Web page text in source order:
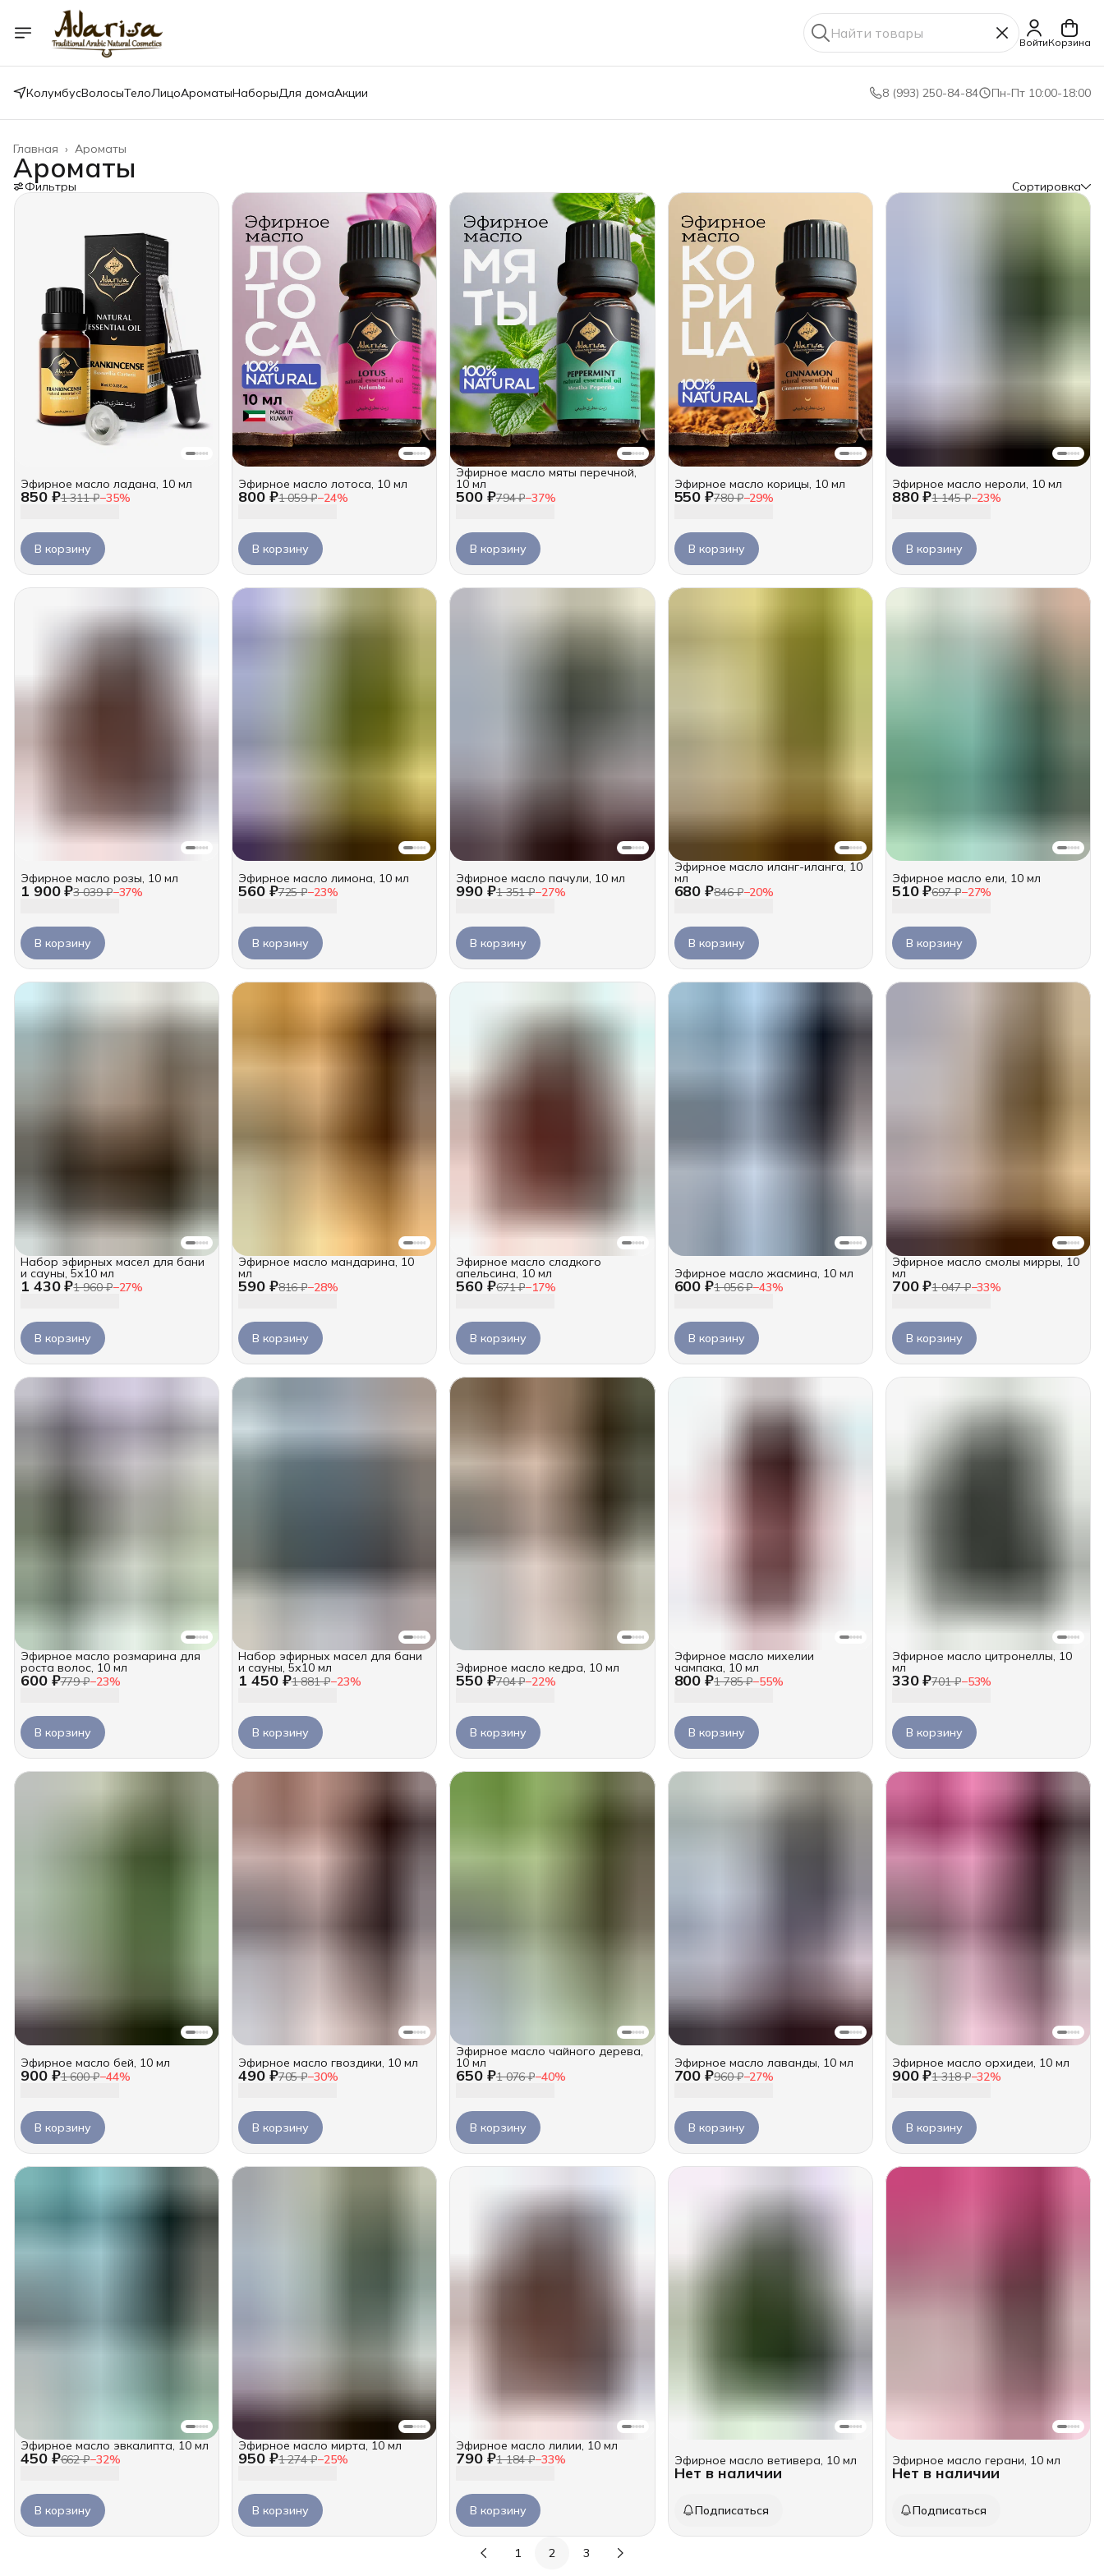
ВойтиКорзина
КолумбусВолосыТелоЛицоАроматыНаборыДля домаАкции 8 (993) 250-84-84 Пн-Пт 10:00-18:00
Ароматы
Главная ›
Ароматы
Фильтры Сортировка
850 ₽1 311 ₽−35%
Эфирное масло ладана, 10 мл
В корзину
800 ₽1 059 ₽−24%
Эфирное масло лотоса, 10 мл
В корзину
500 ₽794 ₽−37%
Эфирное масло мяты перечной,
10 мл
В корзину
550 ₽780 ₽−29%
Эфирное масло корицы, 10 мл
В корзину
880 ₽1 145 ₽−23%
Эфирное масло нероли, 10 мл
В корзину
1 900 ₽3 039 ₽−37%
Эфирное масло розы, 10 мл
В корзину
560 ₽725 ₽−23%
Эфирное масло лимона, 10 мл
В корзину
990 ₽1 351 ₽−27%
Эфирное масло пачули, 10 мл
В корзину
680 ₽846 ₽−20%
Эфирное масло иланг-иланга, 10
мл
В корзину
510 ₽697 ₽−27%
Эфирное масло ели, 10 мл
В корзину
1 430 ₽1 960 ₽−27%
Набор эфирных масел для бани
и сауны, 5х10 мл
В корзину
590 ₽816 ₽−28%
Эфирное масло мандарина, 10
мл
В корзину
560 ₽671 ₽−17%
Эфирное масло сладкого
апельсина, 10 мл
В корзину
600 ₽1 056 ₽−43%
Эфирное масло жасмина, 10 мл
В корзину
700 ₽1 047 ₽−33%
Эфирное масло смолы мирры, 10
мл
В корзину
600 ₽779 ₽−23%
Эфирное масло розмарина для
роста волос, 10 мл
В корзину
1 450 ₽1 881 ₽−23%
Набор эфирных масел для бани
и сауны, 5х10 мл
В корзину
550 ₽704 ₽−22%
Эфирное масло кедра, 10 мл
В корзину
800 ₽1 785 ₽−55%
Эфирное масло михелии
чампака, 10 мл
В корзину
330 ₽701 ₽−53%
Эфирное масло цитронеллы, 10
мл
В корзину
900 ₽1 600 ₽−44%
Эфирное масло бей, 10 мл
В корзину
490 ₽705 ₽−30%
Эфирное масло гвоздики, 10 мл
В корзину
650 ₽1 076 ₽−40%
Эфирное масло чайного дерева,
10 мл
В корзину
700 ₽960 ₽−27%
Эфирное масло лаванды, 10 мл
В корзину
900 ₽1 318 ₽−32%
Эфирное масло орхидеи, 10 мл
В корзину
450 ₽662 ₽−32%
Эфирное масло эвкалипта, 10 мл
В корзину
950 ₽1 274 ₽−25%
Эфирное масло мирта, 10 мл
В корзину
790 ₽1 184 ₽−33%
Эфирное масло лилии, 10 мл
В корзину
Нет в наличии
Эфирное масло ветивера, 10 мл
Подписаться
Нет в наличии
Эфирное масло герани, 10 мл
Подписаться
1 2 3